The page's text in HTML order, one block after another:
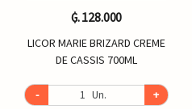
₲. 128.000
LICOR MARIE BRIZARD CREME
DE CASSIS 700ML
- Un. +